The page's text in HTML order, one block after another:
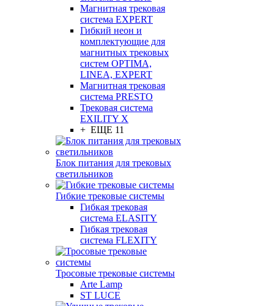
Магнитная трековая
система EXPERT
Гибкий неон и
комплектующие для
магнитных трековых
систем OPTIMA,
LINEA, EXPERT
Магнитная трековая
система PRESTO
Трековая система
EXILITY X
+ ЕЩЕ 11
Блок питания для трековых
светильников
Гибкие трековые системы
Гибкая трековая
система ELASITY
Гибкая трековая
система FLEXITY
Тросовые трековые системы
Arte Lamp
ST LUCE